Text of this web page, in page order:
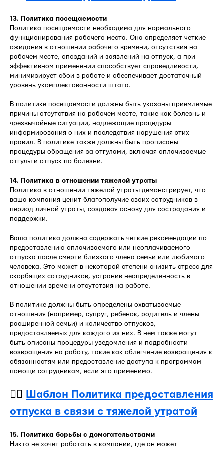
13. Политика посещаемости
Политика посещаемости необходима для нормального
функционирования рабочего места. Она определяет четкие
ожидания в отношении рабочего времени, отсутствия на
рабочем месте, опозданий и заявлений на отпуск, а при
эффективном применении способствует справедливости,
минимизирует сбои в работе и обеспечивает достаточный
уровень укомплектованности штата.
В политике посещаемости должны быть указаны приемлемые
причины отсутствия на рабочем месте, такие как болезнь и
чрезвычайные ситуации, надлежащие процедуры
информирования о них и последствия нарушения этих
правил. В политике также должны быть прописаны
процедуры обращения за отгулами, включая оплачиваемые
отгулы и отпуск по болезни.
14. Политика в отношении тяжелой утраты
Политика в отношении тяжелой утраты демонстрирует, что
ваша компания ценит благополучие своих сотрудников в
период личной утраты, создавая основу для сострадания и
поддержки.
Ваша политика должна содержать четкие рекомендации по
предоставлению оплачиваемого или неоплачиваемого
отпуска после смерти близкого члена семьи или любимого
человека. Это может в некоторой степени снизить стресс для
скорбящих сотрудников, устранив неопределенность в
отношении времени отсутствия на работе.
В политике должны быть определены охватываемые
отношения (например, супруг, ребенок, родитель и члены
расширенной семьи) и количество отпусков,
предоставляемых для каждого из них. В нем также могут
быть описаны процедуры уведомления и подробности
возвращения на работу, такие как облегчение возвращения к
обязанностям или предоставление доступа к программам
помощи сотрудникам, если это применимо.
👉🏻
Шаблон Политика предоставления
отпуска в связи с тяжелой утратой
15. Политика борьбы с домогательствами
Никто не хочет работать в компании, где он может